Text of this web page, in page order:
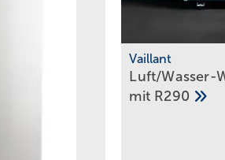
Vaillant
Luft/Wasser-
mit R290